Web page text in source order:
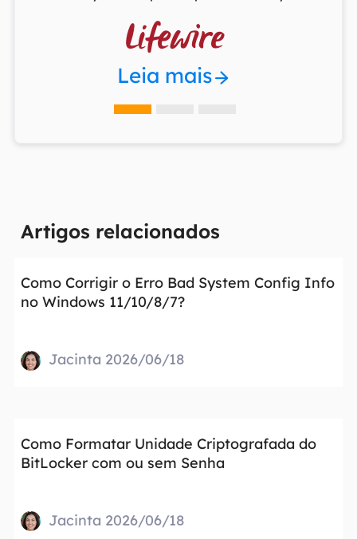

Leia mais
Artigos relacionados
Como Corrigir o Erro Bad System Config Info
no Windows 11/10/8/7?
Jacinta 2026/06/18
Como Formatar Unidade Criptografada do
BitLocker com ou sem Senha
Jacinta 2026/06/18